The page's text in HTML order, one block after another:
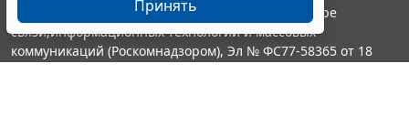
Принять
издания Федеральной службой по надзору в сфере
связи,информационных технологий и массовых
коммуникаций (Роскомнадзором), Эл № ФС77-58365 от 18